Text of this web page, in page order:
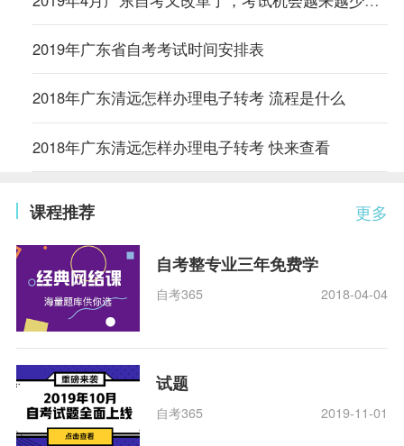
2019年广东省自考考试时间安排表
2018年广东清远怎样办理电子转考 流程是什么
2018年广东清远怎样办理电子转考 快来查看
更多
课程推荐
自考整专业三年免费学
自考365 2018-04-04
试题
自考365 2019-11-01